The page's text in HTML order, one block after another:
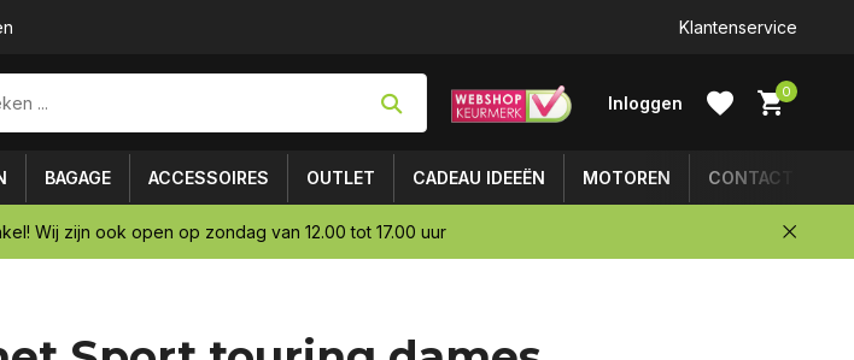
Klantenservice
Inloggen
aanmaken
0
BAGAGE ACCESSOIRES OUTLET CADEAU IDEEËN MOTOREN CONTACT
Wij zijn ook open op zondag van 12.00 tot 17.00 uur